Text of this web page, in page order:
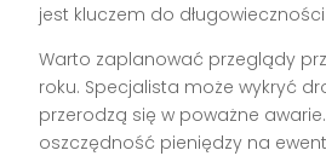
jest kluczem do
Warto zaplanować przeglądy
roku. Specjalista może wykryć
przerodzą się w poważne
oszczędność pieniędzy na